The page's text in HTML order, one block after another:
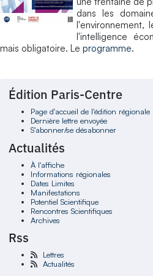
dans les
l'environnement,
l'intelligence
mais obligatoire. Le programme.
Édition Paris-Centre
Page d'accueil de l'édition régionale
Dernière lettre envoyée
S'abonner/se désabonner
Actualités
À l'affiche
Informations régionales
Dates Limites
Manifestations
Potentiel Scientifique
Rencontres Scientifiques
Archives
Rss
Lettres
Actualités